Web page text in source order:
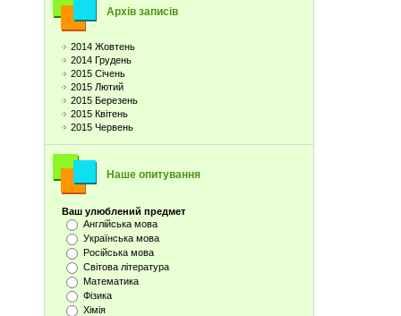
Архів записів
2014 Жовтень
2014 Грудень
2015 Січень
2015 Лютий
2015 Березень
2015 Квітень
2015 Червень
Наше опитування
Ваш улюблений предмет
Англійська мова
Українська мова
Російська мова
Світова література
Математика
Фізика
Хімія